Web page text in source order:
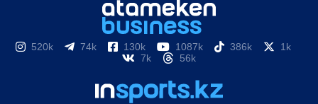
520k 74k 130k 1087k 386k
1k
7k
56k